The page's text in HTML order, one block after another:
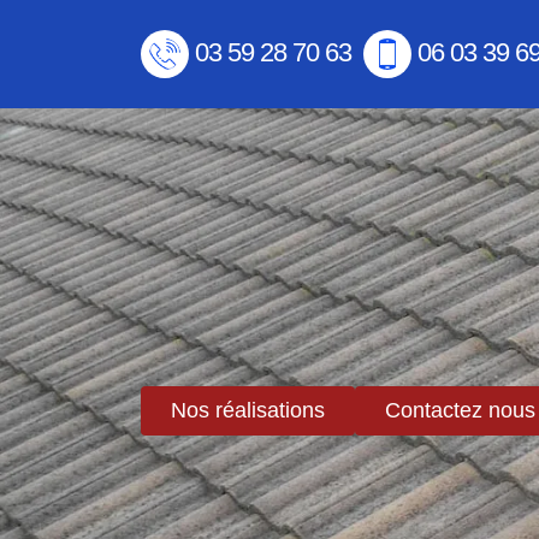
03 59 28 70 63 06 03 39
Nos réalisations Contactez nous